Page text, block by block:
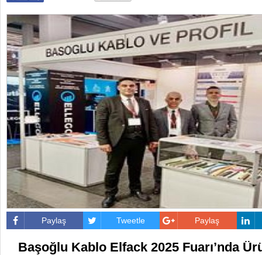
Paylaş Tweetle Paylaş
Başoğlu Kablo Elfack 2025 Fuarı’nda